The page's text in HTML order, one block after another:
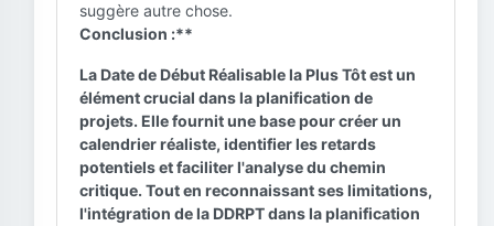
suggère autre chose.
Conclusion :**
La Date de Début Réalisable la Plus Tôt est un
élément crucial dans la planification de
projets. Elle fournit une base pour créer un
calendrier réaliste, identifier les retards
potentiels et faciliter l'analyse du chemin
critique. Tout en reconnaissant ses limitations,
l'intégration de la DDRPT dans la planification